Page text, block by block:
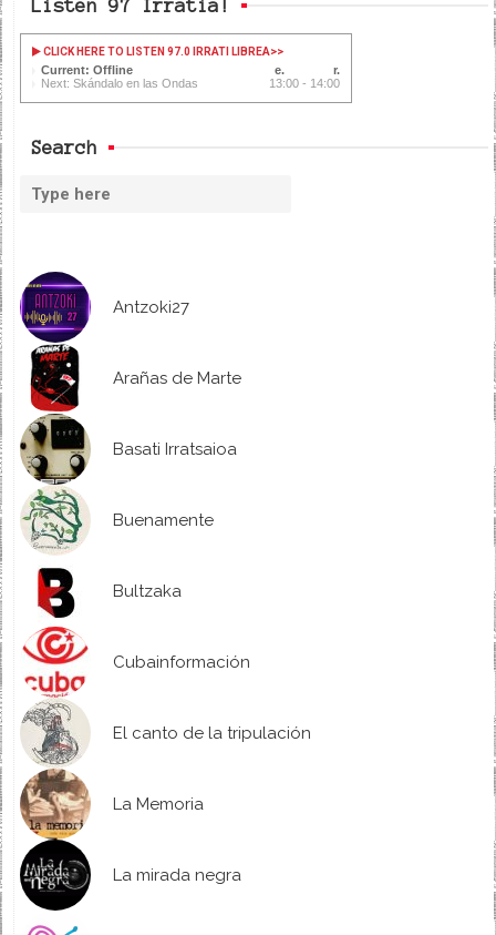
Listen 97 Irratia!
CLICK HERE TO LISTEN 97.0 IRRATI LIBREA>>
Current: Offline
Next: Skándalo en las Ondas
13:00 - 14:00
Search
Antzoki27
Arañas de Marte
Basati Irratsaioa
Buenamente
Bultzaka
Cubainformación
El canto de la tripulación
La Memoria
La mirada negra